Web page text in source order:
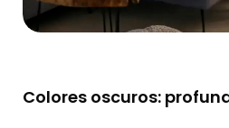
Colores oscuros: